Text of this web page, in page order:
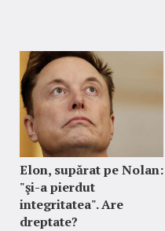
Elon, supărat pe Nolan:
"şi-a pierdut
integritatea". Are
dreptate?